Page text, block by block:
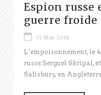
Espion russe
guerre froide
15 Mar 2018
L’empoisonnement, le
russe Sergueï Skripal,
Salisbury, en